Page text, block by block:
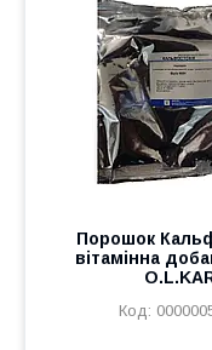
Порошок
вітамінна